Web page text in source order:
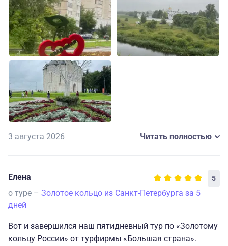
высшем уровне.
Показали и рассказали с душой Профессионалы
своего дела.
Отель, заселение заслуживает похвал.
Обязательно буду обращаться только к вам и вас
рекомендовать
3 августа 2026 Читать полностью
Елена 5
о туре – Золотое кольцо из Санкт-Петербурга за 5
дней
Вот и завершился наш пятидневный тур по «Золотому
кольцу России» от турфирмы «Большая страна».